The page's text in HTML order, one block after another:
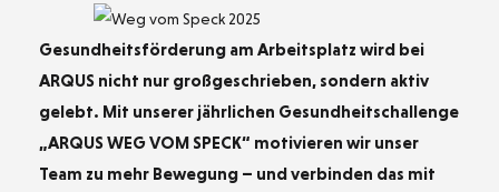
Gesundheitsförderung am Arbeitsplatz wird bei
ARQUS nicht nur großgeschrieben, sondern aktiv
gelebt. Mit unserer jährlichen Gesundheitschallenge
„ARQUS WEG VOM SPECK“ motivieren wir unser
Team zu mehr Bewegung – und verbinden das mit